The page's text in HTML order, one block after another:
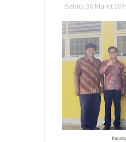
Sabtu, 30 Maret